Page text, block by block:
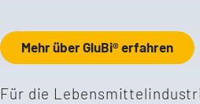
Mehr über GluBi® erfahren
Für die